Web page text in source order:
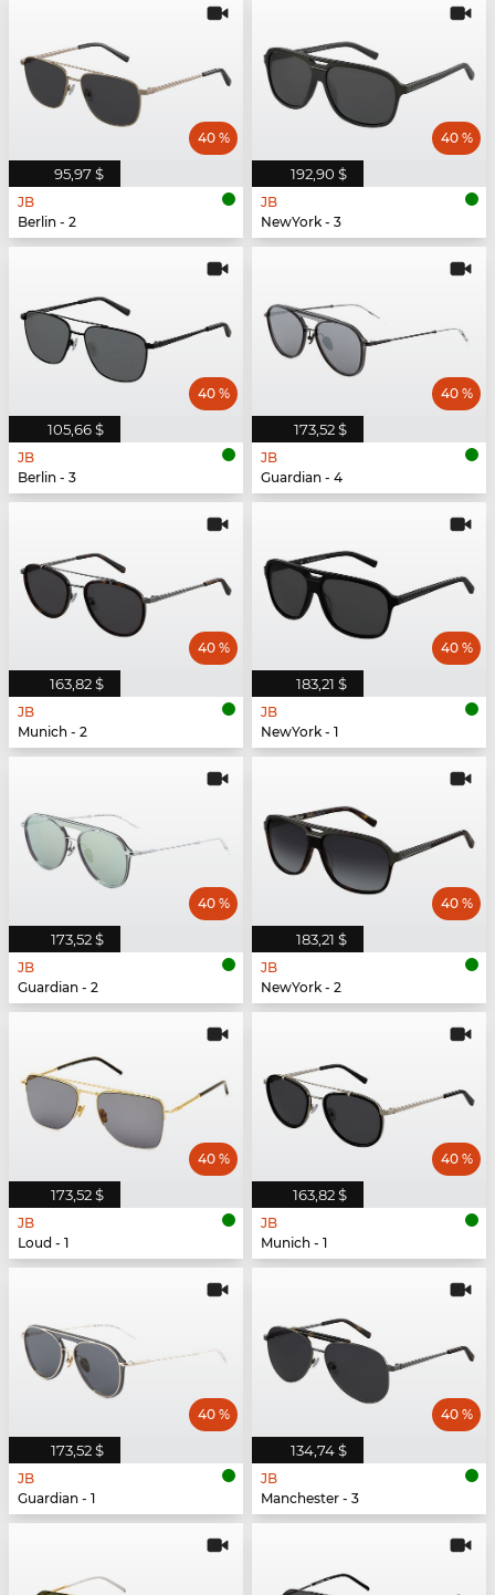
95,97 $
40 %
JB
Berlin - 2
192,90 $
40 %
JB
NewYork - 3
105,66 $
40 %
JB
Berlin - 3
173,52 $
40 %
JB
Guardian - 4
163,82 $
40 %
JB
Munich - 2
183,21 $
40 %
JB
NewYork - 1
173,52 $
40 %
JB
Guardian - 2
183,21 $
40 %
JB
NewYork - 2
173,52 $
40 %
JB
Loud - 1
163,82 $
40 %
JB
Munich - 1
173,52 $
40 %
JB
Guardian - 1
134,74 $
40 %
JB
Manchester - 3